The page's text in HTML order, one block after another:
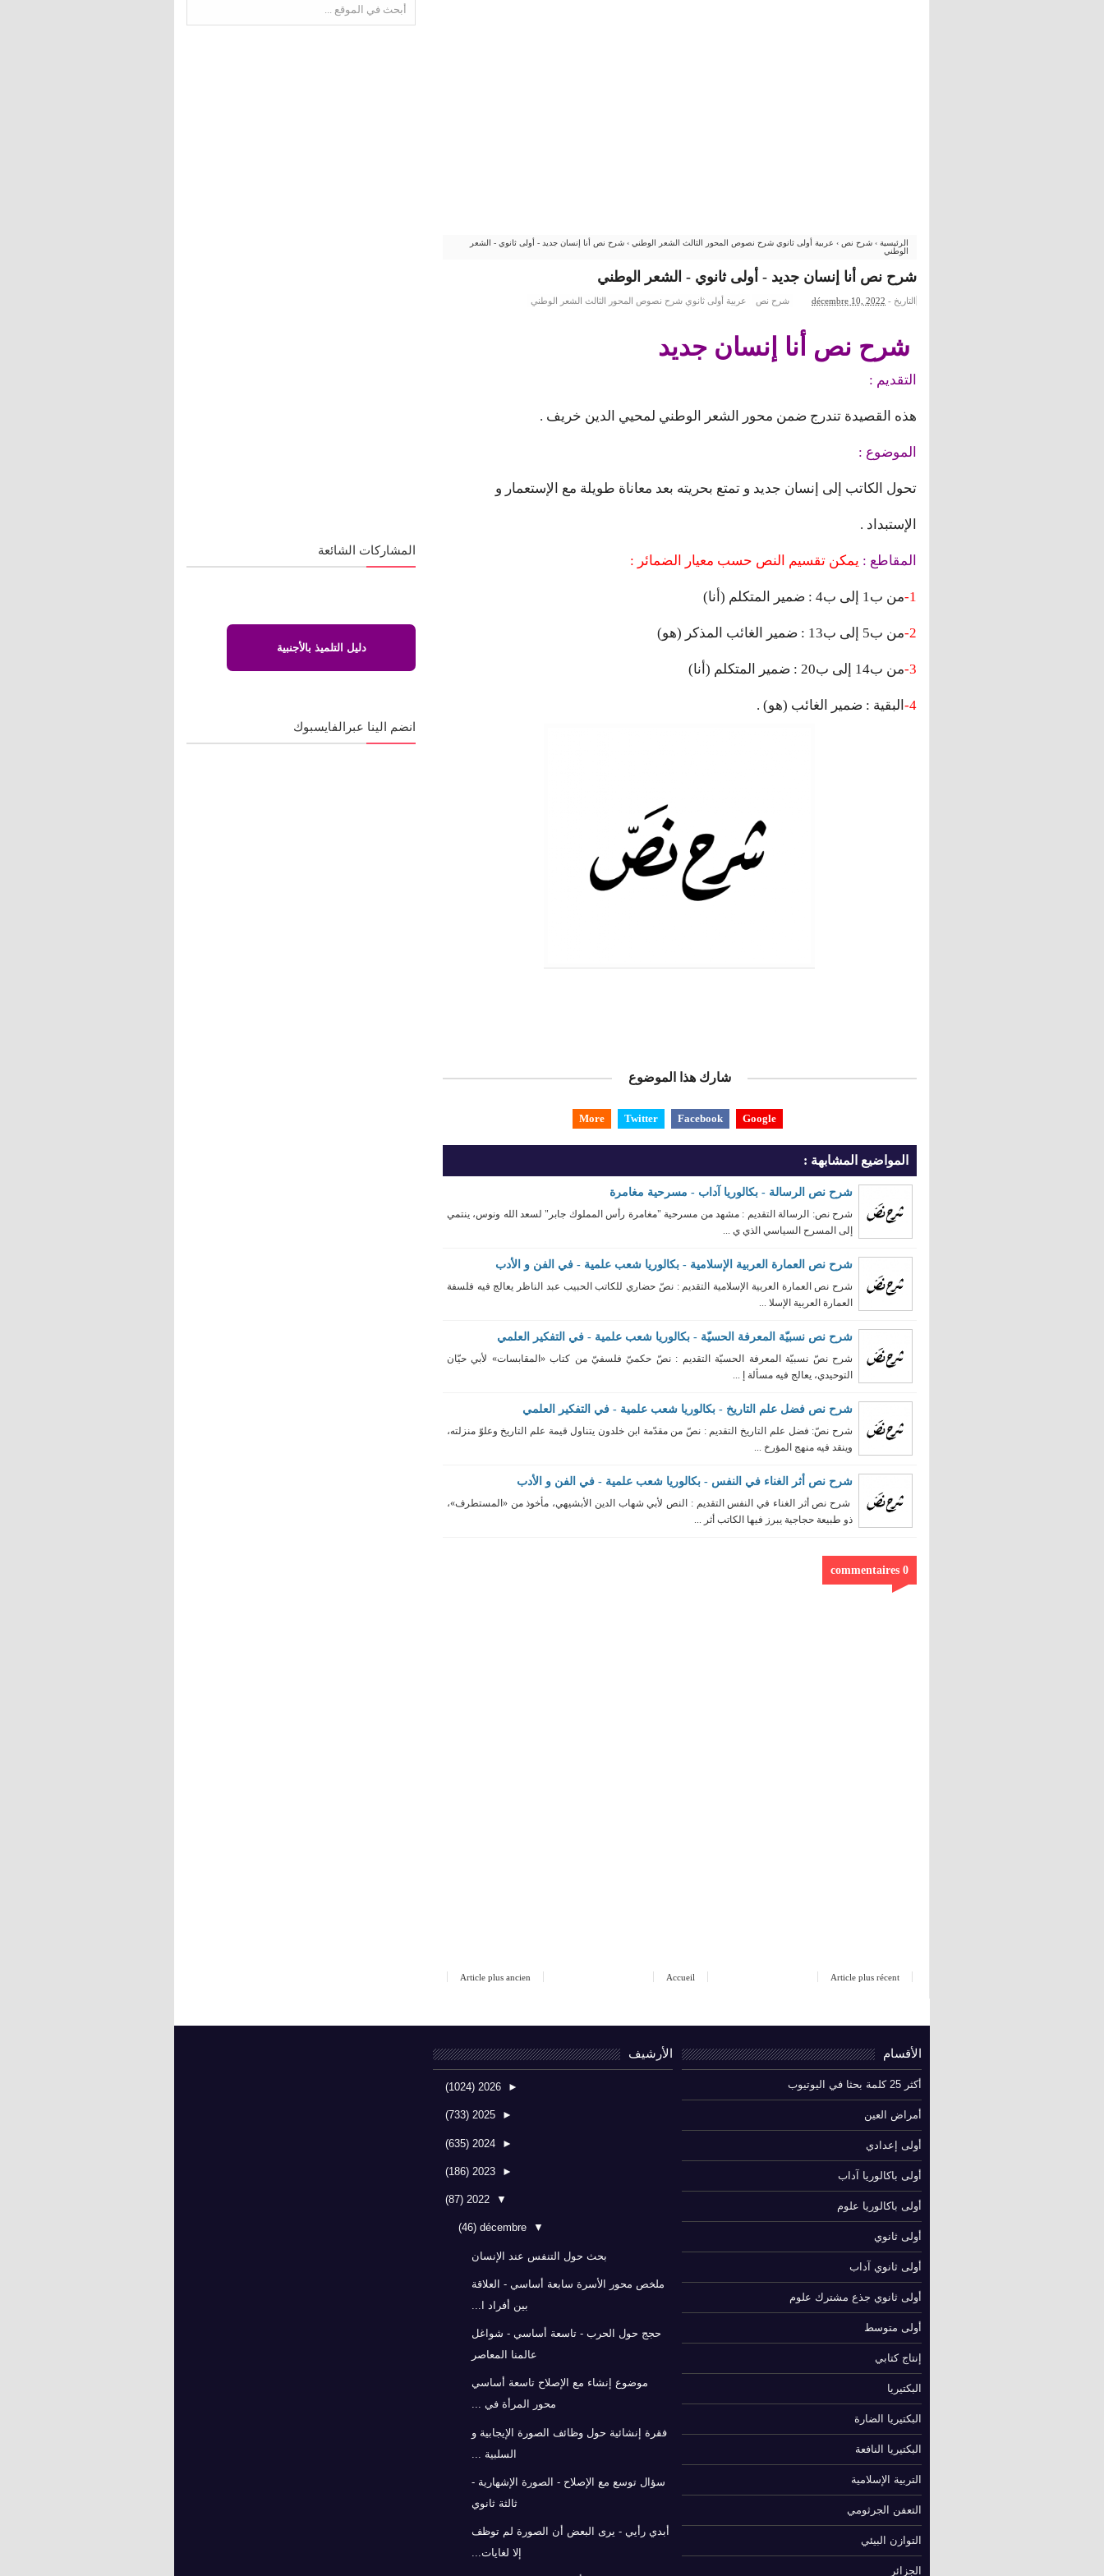
الرئيسية › شرح نص › عربية أولى ثانوي شرح نصوص المحور الثالث الشعر الوطني › شرح نص أنا إنسان جديد - أولى ثانوي - الشعر
الوطني
شرح نص أنا إنسان جديد - أولى ثانوي - الشعر الوطني
التاريخ - décembre 10, 2022 شرح نص عربية أولى ثانوي شرح نصوص المحور الثالث الشعر الوطني
شرح نص أنا إنسان جديد
التقديم :
هذه القصيدة تندرج ضمن محور الشعر الوطني لمحيي الدين خريف .
الموضوع :
تحول الكاتب إلى إنسان جديد و تمتع بحريته بعد معاناة طويلة مع الإستعمار و
الإستبداد .
المقاطع : يمكن تقسيم النص حسب معيار الضمائر :
1- من ب1 إلى ب4 : ضمير المتكلم (أنا)
2- من ب5 إلى ب13 : ضمير الغائب المذكر (هو)
3- من ب14 إلى ب20 : ضمير المتكلم (أنا)
4- البقية : ضمير الغائب (هو) .
شارك هذا الموضوع
Google
Facebook
Twitter
More
المواضيع المشابهة :
شرح نص الرسالة - بكالوريا آداب - مسرحية مغامرة
شرح نص: الرسالة التقديم : مشهد من مسرحية "مغامرة رأس المملوك جابر" لسعد الله ونوس، ينتمي
إلى المسرح السياسي الذي ي ...
شرح نص العمارة العربية الإسلامية - بكالوريا شعب علمية - في الفن و الأدب
شرح نص العمارة العربية الإسلامية التقديم : نصّ حضاري للكاتب الحبيب عبد الناظر يعالج فيه فلسفة
العمارة العربية الإسلا ...
شرح نص نسبيّة المعرفة الحسيّة - بكالوريا شعب علمية - في التفكير العلمي
شرح نصّ نسبيّة المعرفة الحسيّة التقديم : نصّ حكميّ فلسفيّ من كتاب «المقابسات» لأبي حيّان
التوحيدي، يعالج فيه مسألة إ ...
شرح نص فضل علم التاريخ - بكالوريا شعب علمية - في التفكير العلمي
شرح نصّ: فضل علم التاريخ التقديم : نصّ من مقدّمة ابن خلدون يتناول قيمة علم التاريخ وعلوّ منزلته،
وينقد فيه منهج المؤرخ ...
شرح نص أثر الغناء في النفس - بكالوريا شعب علمية - في الفن و الأدب
شرح نص أثر الغناء في النفس التقديم : النص لأبي شهاب الدين الأبشيهي، مأخوذ من «المستطرف»،
ذو طبيعة حجاجية يبرز فيها الكاتب أثر ...
0 commentaires
Article plus récent
Article plus ancien Accueil
المشاركات الشائعة
دليل التلميذ بالأجنبية
انضم الينا عبرالفايسبوك
الأقسام
أكثر 25 كلمة بحثا في اليوتيوب
أمراض العين
أولى إعدادي
أولى باكالوريا آداب
أولى باكالوريا علوم
أولى ثانوي
أولى ثانوي آداب
أولى ثانوي جذع مشترك علوم
أولى متوسط
إنتاج كتابي
البكتيريا
البكتيريا الضارة
البكتيريا النافعة
التربية الإسلامية
التعفن الجرثومي
التوازن البيئي
الجزائر
الأرشيف
►
2026
(1024)
►
2025
(733)
►
2024
(635)
►
2023
(186)
▼
2022
(87)
▼
décembre
(46)
بحث حول التنفس عند الإنسان
ملخص محور الأسرة سابعة أساسي - العلاقة
بين أفراد ا...
حجج حول الحرب - تاسعة أساسي - شواغل
عالمنا المعاصر
موضوع إنشاء مع الإصلاح تاسعة أساسي
محور المرأة في ...
فقرة إنشائية حول وظائف الصورة الإيجابية و
السلبية ...
سؤال توسع مع الإصلاح - الصورة الإشهارية -
ثالثة ثانوي
أبدي رأيي - يرى البعض أن الصورة لم توظف
إلا لغايات...